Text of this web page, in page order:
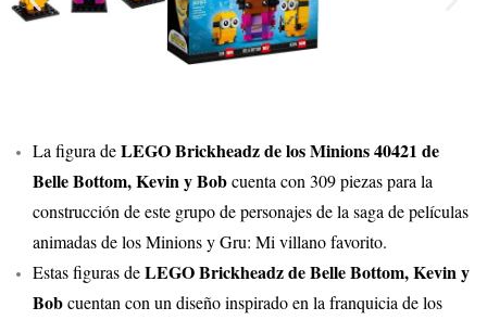
La figura deLEGO Brickheadz de los Minions 40421 de
Belle Bottom, Kevin y Bobcuenta con 309 piezas para la
construcción de este grupo de personajes de la saga de películas
animadas de los Minions y Gru: Mi villano favorito.
Estas figuras deLEGO Brickheadz de Belle Bottom, Kevin y
Bobcuentan con un diseño inspirado en la franquicia de los